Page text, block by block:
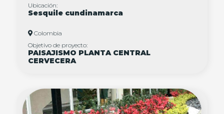
Ubicación:
Sesquile cundinamarca
Colombia
Objetivo de proyecto:
PAISAJISMO PLANTA CENTRAL
CERVECERA